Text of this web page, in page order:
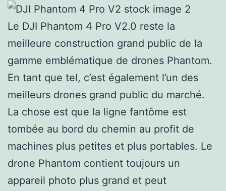
Le DJI Phantom 4 Pro V2.0 reste la
meilleure construction grand public de la
gamme emblématique de drones Phantom.
En tant que tel, c’est également l’un des
meilleurs drones grand public du marché.
La chose est que la ligne fantôme est
tombée au bord du chemin au profit de
machines plus petites et plus portables. Le
drone Phantom contient toujours un
appareil photo plus grand et peut